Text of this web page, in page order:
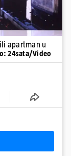
apartman u
24sata/Video